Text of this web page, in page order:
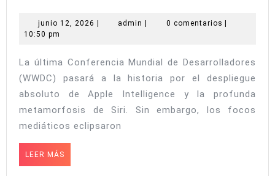
de
Intelligence:
Las
10
funciones
junio 12, 2026 junio
| admin admin
| 0 comentarios |
10:50 pm
La última Conferencia Mundial de Desarrolladores
(WWDC) pasará a la historia por el despliegue
absoluto de Apple Intelligence y la profunda
metamorfosis de Siri. Sin embargo, los focos
mediáticos eclipsaron
LEER MÁS
MÁS